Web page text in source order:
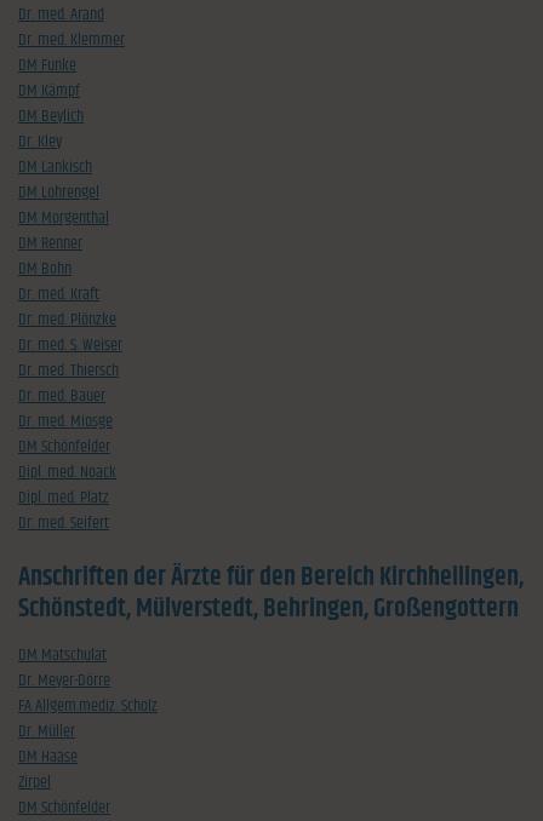
Dr. med. Arand
Dr. med. Klemmer
DM Funke
DM Kämpf
DM Beylich
Dr. Kley
DM Lankisch
DM Lohrengel
DM Morgenthal
DM Renner
DM Bohn
Dr. med. Kraft
Dr. med. Plönzke
Dr. med. S. Weiser
Dr. med. Thiersch
Dr. med. Bauer
Dr. med. Miosge
DM Schönfelder
Dipl. med. Noack
Dipl. med. Platz
Dr. med. Seifert
Anschriften der Ärzte für den Bereich Kirchheilingen,
Schönstedt, Mülverstedt, Behringen, Großengottern
DM Matschulat
Dr. Meyer-Dörre
FA Allgem.mediz. Scholz
Dr. Müller
DM Haase
Zirpel
DM Schönfelder